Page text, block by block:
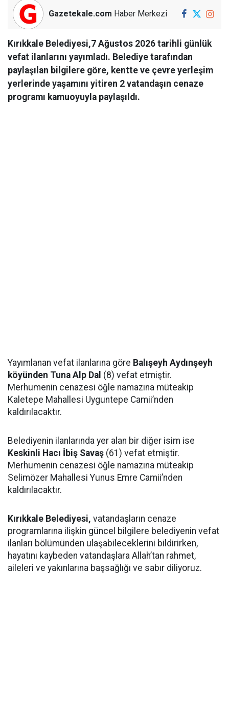
Gazetekale.com Haber Merkezi
Kırıkkale Belediyesi,7 Ağustos 2026 tarihli günlük
vefat ilanlarını yayımladı. Belediye tarafından
paylaşılan bilgilere göre, kentte ve çevre yerleşim
yerlerinde yaşamını yitiren 2 vatandaşın cenaze
programı kamuoyuyla paylaşıldı.
Yayımlanan vefat ilanlarına göre Balışeyh Aydınşeyh
köyünden Tuna Alp Dal (8) vefat etmiştir.
Merhumenin cenazesi öğle namazına müteakip
Kaletepe Mahallesi Uyguntepe Camii’nden
kaldırılacaktır.
Belediyenin ilanlarında yer alan bir diğer isim ise
Keskinli Hacı İbiş Savaş (61) vefat etmiştir.
Merhumenin cenazesi öğle namazına müteakip
Selimözer Mahallesi Yunus Emre Camii’nden
kaldırılacaktır.
Kırıkkale Belediyesi, vatandaşların cenaze
programlarına ilişkin güncel bilgilere belediyenin vefat
ilanları bölümünden ulaşabileceklerini bildirirken,
hayatını kaybeden vatandaşlara Allah’tan rahmet,
aileleri ve yakınlarına başsağlığı ve sabır diliyoruz.